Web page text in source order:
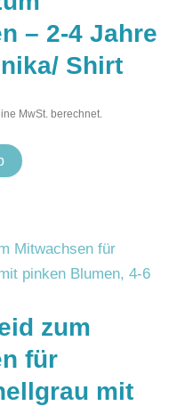
– 2-4 Jahre
Shirt
MwSt. berechnet.
zum
für
mit